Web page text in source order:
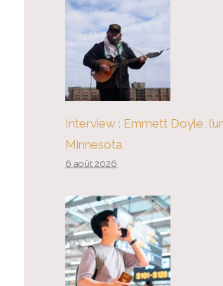
Interview : Emmett Doyle,
Minnesota
6 août 2026